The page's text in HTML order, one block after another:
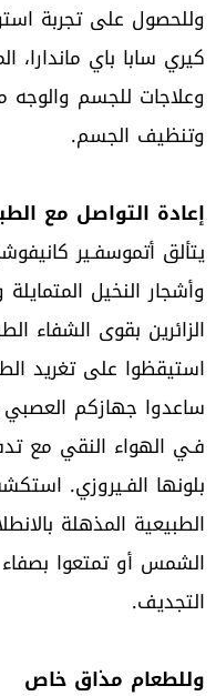
وللحصول على تجربة
كيري سابا باي ماندارا،
وعلاجات للجسم والوجه
وتنظيف الجسم.
إعادة التواصل مع
يتألق أتموسفـير
وأشجار النخيل
الزائرين بقوى الشفاء
استيقظوا على تغريد
ساعدوا جهازكم
فـي الهواء النقي مع
بلونها الفـيروزي.
الطبيعية المذهلة
الشمس أو تمتعوا
التجديف.
وللطعام مذاق خاص